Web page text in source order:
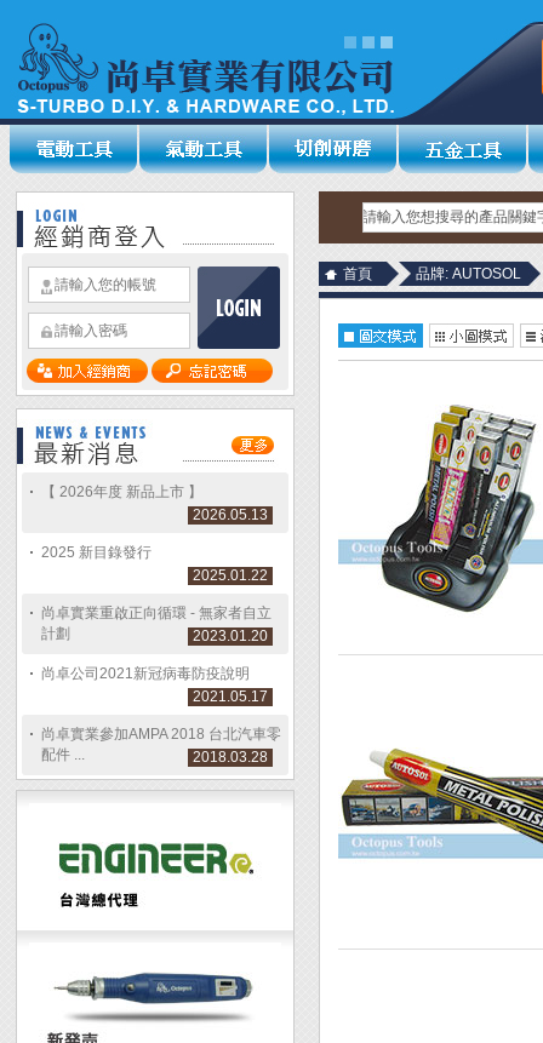
【 2026年度 新品上市 】
2026.05.13
2025 新目錄發行
2025.01.22
尚卓實業重啟正向循環 - 無家者自立
計劃
2023.01.20
尚卓公司2021新冠病毒防疫說明
2021.05.17
尚卓實業參加AMPA 2018 台北汽車零
配件 ...
2018.03.28
首頁 品牌: AUTOSOL